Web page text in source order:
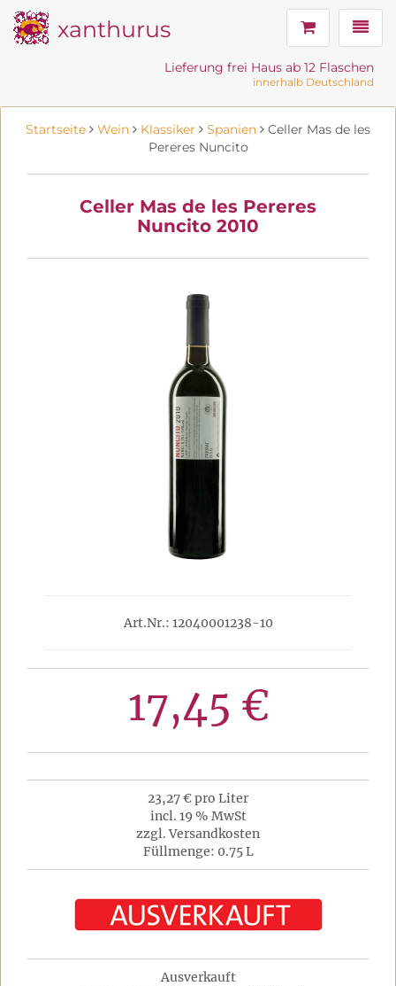
xanthurus
Lieferung frei Haus ab 12 Flaschen
innerhalb Deutschland
Startseite Wein Klassiker Spanien
Celler Mas de les
Pereres Nuncito
Celler Mas de les Pereres
Nuncito 2010
Art.Nr.: 12040001238-10
17,45 €
23,27 € pro Liter
incl. 19 % MwSt
zzgl. Versandkosten
Füllmenge: 0.75 L
Ausverkauft